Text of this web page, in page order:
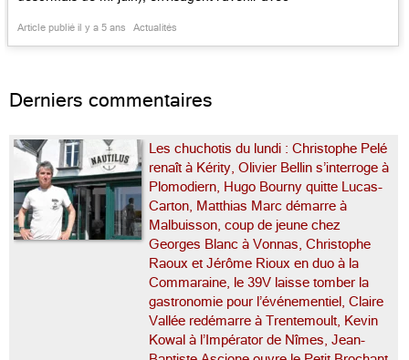
ceux qui prennent l’initiative d’aller de l’avant. En
Article publié il y a 5 ans Actualités
Derniers commentaires
Les chuchotis du lundi : Christophe Pelé
renaît à Kérity, Olivier Bellin s’interroge à
Plomodiern, Hugo Bourny quitte Lucas-
Carton, Matthias Marc démarre à
Malbuisson, coup de jeune chez
Georges Blanc à Vonnas, Christophe
Raoux et Jérôme Rioux en duo à la
Commaraine, le 39V laisse tomber la
gastronomie pour l’événementiel, Claire
Vallée redémarre à Trentemoult, Kevin
Kowal à l’Impérator de Nîmes, Jean-